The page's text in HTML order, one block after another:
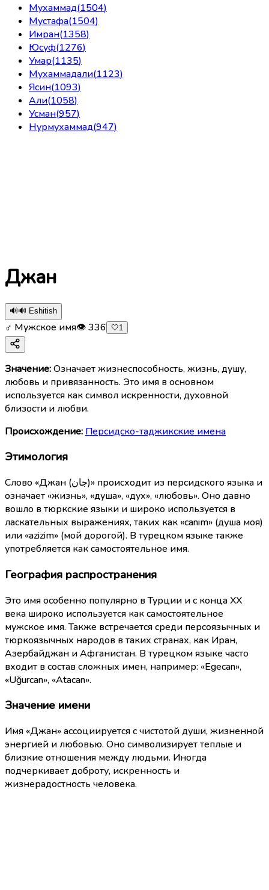
Мухаммад(1504)
Мустафа(1504)
Имран(1358)
Юсуф(1276)
Умар(1135)
Мухаммадали(1123)
Ясин(1093)
Али(1058)
Усман(957)
Нурмухаммад(947)
Джан
🔊🔊 Eshitish
♂ Мужское имя👁336 🤍1
Значение:Означает жизнеспособность, жизнь, душу,
любовь и привязанность. Это имя в основном
используется как символ искренности, духовной
близости и любви.
Происхождение: Персидско-таджикские имена
Этимология
Слово «Джан (جان)» происходит из персидского языка и
означает «жизнь», «душа», «дух», «любовь». Оно давно
вошло в тюркские языки и широко используется в
ласкательных выражениях, таких как «canım» (душа моя)
или «azizim» (мой дорогой). В турецком языке также
употребляется как самостоятельное имя.
География распространения
Это имя особенно популярно в Турции и с конца XX
века широко используется как самостоятельное
мужское имя. Также встречается среди персоязычных и
тюркоязычных народов в таких странах, как Иран,
Азербайджан и Афганистан. В турецком языке часто
входит в состав сложных имен, например: «Egecan»,
«Uğurcan», «Atacan».
Значение имени
Имя «Джан» ассоциируется с чистотой души, жизненной
энергией и любовью. Оно символизирует теплые и
близкие отношения между людьми. Иногда
подчеркивает доброту, искренность и
жизнерадостность человека.